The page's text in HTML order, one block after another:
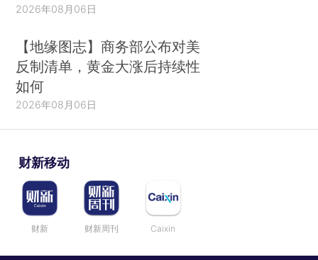
2026年08月06日
【地缘图志】商务部公布对美
反制清单，黄金大涨后持续性
如何
2026年08月06日
财新移动
财新 财新周刊 Caixin